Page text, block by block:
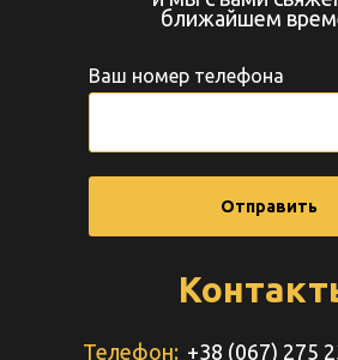
Телефон: +38 (067) 275
Ваш номер телефона
Отправить
ближайшем